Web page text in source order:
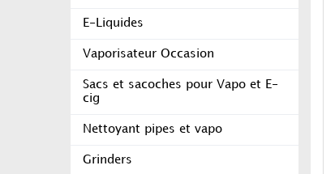
E-Liquides
Vaporisateur Occasion
Sacs et sacoches pour Vapo et E-
cig
Nettoyant pipes et vapo
Grinders